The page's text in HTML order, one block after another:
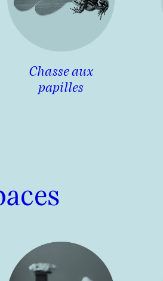
Chasse aux
papilles